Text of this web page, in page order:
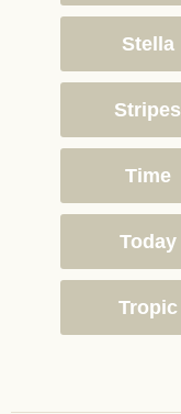
Stella
Stripes
Time
Today
Tropic